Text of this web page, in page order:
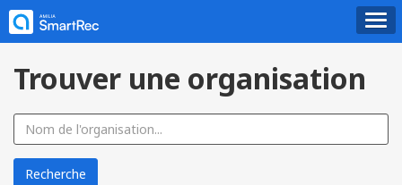
Trouver une organisation